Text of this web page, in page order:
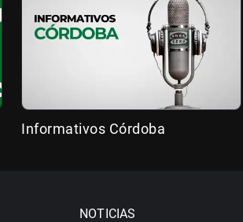
Informativos Córdoba
NOTICIAS